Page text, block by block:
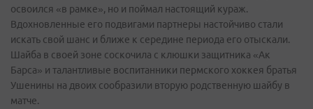
освоился «в рамке», но и поймал настоящий кураж.
Вдохновленные его подвигами партнеры настойчиво стали
искать свой шанс и ближе к середине периода его отыскали.
Шайба в своей зоне соскочила с клюшки защитника «Ак
Барса» и талантливые воспитанники пермского хоккея братья
Ушенины на двоих сообразили вторую родственную шайбу в
матче.